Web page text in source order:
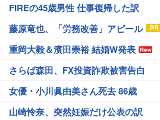
FIREの45歳男性 仕事復帰した訳
藤原竜也、「労務改善」アピール
重岡大毅＆濱田崇裕 結婚W発表
さらば森田、FX投資詐欺被害告白
女優・小川眞由美さん死去 86歳
山崎怜奈、突然妊娠だけ公表の訳